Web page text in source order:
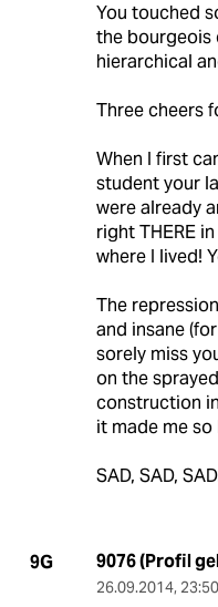
You touched
the
hierarchical
Three cheers
When I first
student your
were already
right THERE
where I lived!
The
and insane
sorely miss
on the
construction
it made me so
SAD, SAD,
9G 9076 (Profil
26.09.2014,